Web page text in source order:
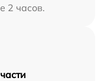
2 часов.